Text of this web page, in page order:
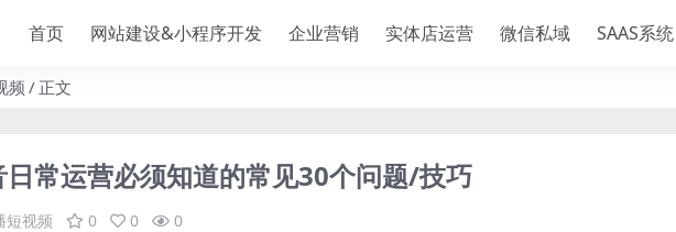
首页 网站建设&小程序开发 企业营销 实体店运营 微信私域 SAAS系统
频 正文
常运营必须知道的常见30个问题/技巧
短视频 0 0 0